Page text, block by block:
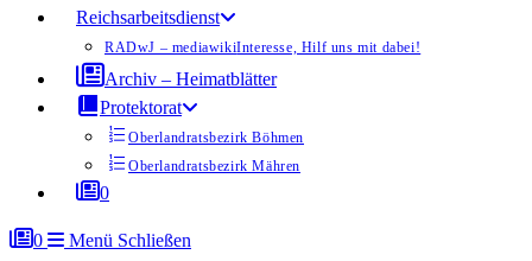
Reichsarbeitsdienst
RADwJ – mediawikiInteresse, Hilf uns mit dabei!
Archiv – Heimatblätter
Protektorat
Oberlandratsbezirk Böhmen
Oberlandratsbezirk Mähren
0
0 Menü Schließen